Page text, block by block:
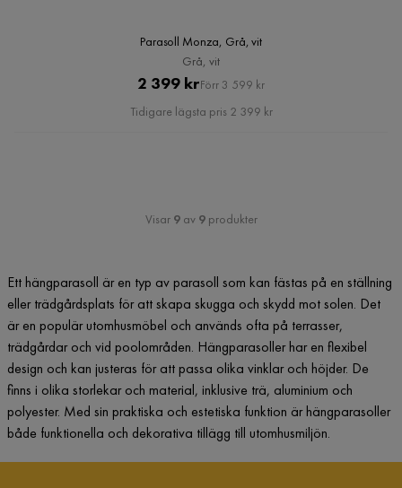
Parasoll Monza, Grå, vit
Grå, vit
Pris
2 399 krOriginal
Pris
Förr 3 599 kr
Tidigare lägsta pris 2 399 kr
Visar 9av 9produkter
Ett hängparasoll är en typ av parasoll som kan fästas på en ställning
eller trädgårdsplats för att skapa skugga och skydd mot solen. Det
är en populär utomhusmöbel och används ofta på terrasser,
trädgårdar och vid poolområden. Hängparasoller har en flexibel
design och kan justeras för att passa olika vinklar och höjder. De
finns i olika storlekar och material, inklusive trä, aluminium och
polyester. Med sin praktiska och estetiska funktion är hängparasoller
både funktionella och dekorativa tillägg till utomhusmiljön.